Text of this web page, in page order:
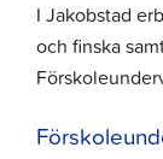
I Jakobstad
och finska